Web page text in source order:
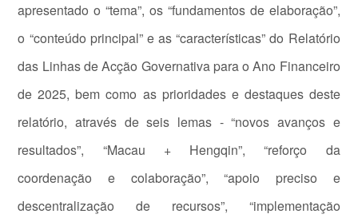
apresentado o “tema”, os “fundamentos de elaboração”,
o “conteúdo principal” e as “características” do Relatório
das Linhas de Acção Governativa para o Ano Financeiro
de 2025, bem como as prioridades e destaques deste
relatório, através de seis lemas - “novos avanços e
resultados”, “Macau + Hengqin”, “reforço da
coordenação e colaboração”, “apoio preciso e
descentralização de recursos”, “implementação